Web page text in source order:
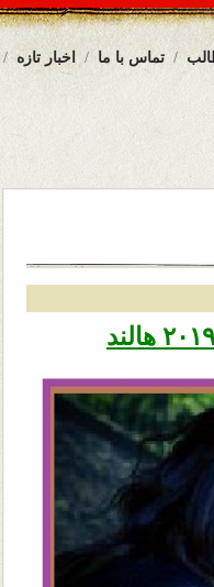
اخبار تازه تماس با ما